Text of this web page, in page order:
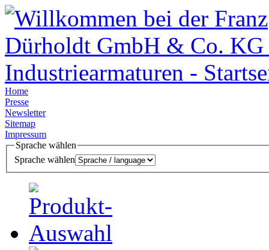
Home
Presse
Newsletter
Sitemap
Impressum
Sprache wählen
Sprache wählen